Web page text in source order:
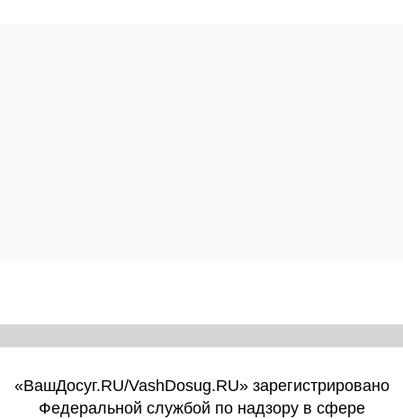
«ВашДосуг.RU/VashDosug.RU» зарегистрировано
Федеральной службой по надзору в сфере